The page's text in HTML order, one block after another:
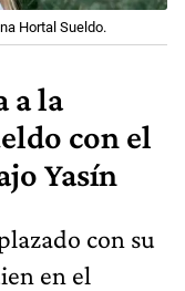
Hortal Sueldo.
a la
con el
Yasín
con su
en el